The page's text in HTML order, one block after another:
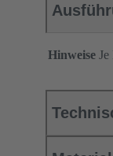
Hinweise Je